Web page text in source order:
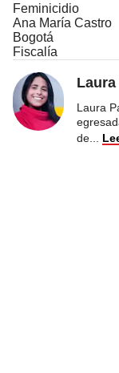
Feminicidio
Ana María Castro
Bogotá
Fiscalía
Laura
de